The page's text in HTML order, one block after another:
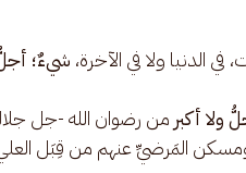
الدنيا ولا في الآخرة، شيءٌ؛
ولا أكبر من رضوان الله -جل
المَرضيِّ عنهم من قِبَل